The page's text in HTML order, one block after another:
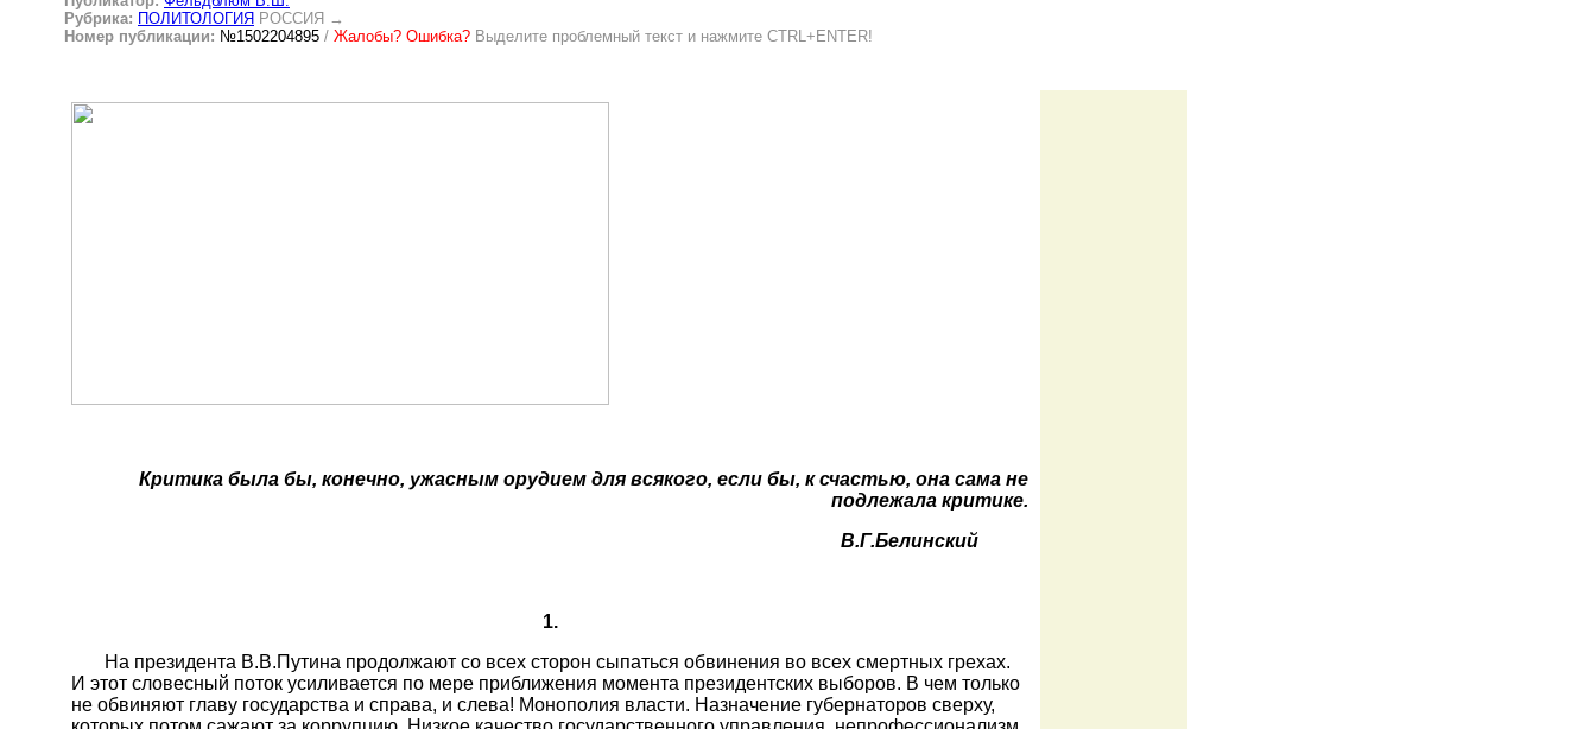
Рубрика: ПОЛИТОЛОГИЯ РОССИЯ →
Номер публикации: №1502204895 / Жалобы? Ошибка? Выделите проблемный текст и нажмите CTRL+ENTER!
Критика была бы, конечно, ужасным орудием для всякого, если бы, к счастью, она сама не
подлежала критике.
В.Г.Белинский
1.
На президента В.В.Путина продолжают со всех сторон сыпаться обвинения во всех смертных грехах.
И этот словесный поток усиливается по мере приближения момента президентских выборов. В чем только
не обвиняют главу государства и справа, и слева! Монополия власти. Назначение губернаторов сверху,